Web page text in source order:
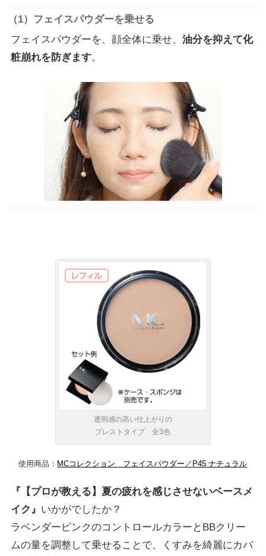
（1）フェイスパウダーを乗せる
フェイスパウダーを、顔全体に乗せ、油分を抑えて化
粧崩れを防ぎます。
透明感の高い仕上がりの
プレストタイプ 全3色
使用商品： MCコレクション フェイスパウダー／P45 ナチュラル
『【プロが教える】夏の疲れを感じさせないベースメ
イク』 いかがでしたか？
ラベンダーピンクのコントロールカラーとBBクリー
ムの量を調整して乗せることで、くすみを綺麗にカバ